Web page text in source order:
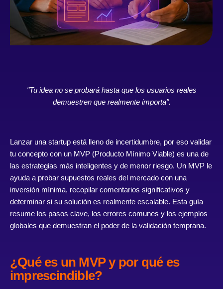
"Tu idea no se probará hasta que los usuarios reales
demuestren que realmente importa".
Lanzar una startup está lleno de incertidumbre, por eso validar
tu concepto con un MVP (Producto Mínimo Viable) es una de
las estrategias más inteligentes y de menor riesgo. Un MVP le
ayuda a probar supuestos reales del mercado con una
inversión mínima, recopilar comentarios significativos y
determinar si su solución es realmente escalable. Esta guía
resume los pasos clave, los errores comunes y los ejemplos
globales que demuestran el poder de la validación temprana.
¿Qué es un MVP y por qué es
imprescindible?